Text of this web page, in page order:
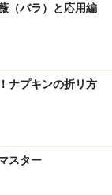
（バラ）と応用編
ナプキンの折リ方
スター